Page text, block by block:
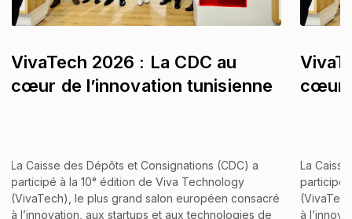
VivaTech 2026 : La CDC au
cœur de l’innovation tunisienne
La Caisse des Dépôts et Consignations (CDC) a
participé à la 10ᵉ édition de Viva Technology
(VivaTech), le plus grand salon européen consacré
à l’innovation, aux startups et aux technologies de
cœur
La
participé
à